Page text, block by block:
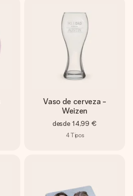
Vaso de cerveza -
Weizen
desde 14,99 €
4Tipos